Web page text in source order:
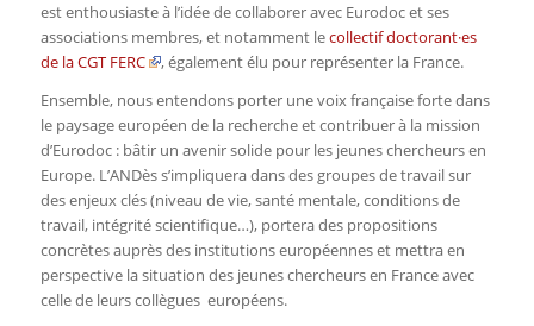
est enthousiaste à l’idée de collaborer avec Eurodoc et ses
associations membres, et notamment lecollectif doctorant·es
de la CGT FERC
, également élu pour représenter la France.
Ensemble, nous entendons porter une voix française forte dans
le paysage européen de la recherche et contribuer à la mission
d’Eurodoc : bâtir un avenir solide pour les jeunes chercheurs en
Europe. L’ANDès s’impliquera dans des groupes de travail sur
des enjeux clés (niveau de vie, santé mentale, conditions de
travail, intégrité scientifique…), portera des propositions
concrètes auprès des institutions européennes et mettra en
perspective la situation des jeunes chercheurs en France avec
celle de leurs collègues européens.